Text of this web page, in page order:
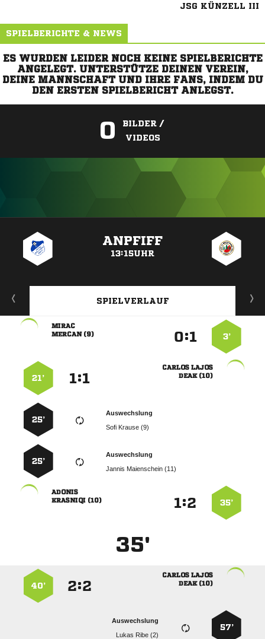
JSG KÜNZELL III
SPIELBERICHTE & NEWS
ES WURDEN LEIDER NOCH KEINE SPIELBERICHTE
ANGELEGT. UNTERSTÜTZE DEINEN VEREIN,
DEINE MANNSCHAFT UND IHRE FANS, INDEM DU
DEN ERSTEN SPIELBERICHT ANLEGST.
0
BILDER /
VIDEOS
ANPFIFF
13:15UHR
SPIELVERLAUF
3’
:

 
 
 
:
21’
Auswechslung
  
25’
Auswechslung
  
25’
35’
:

 
35'
 
 
:
40’
57’
Auswechslung
  